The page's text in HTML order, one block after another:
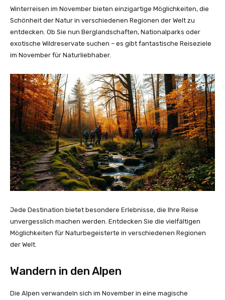
Winterreisen im November bieten einzigartige Möglichkeiten, die
Schönheit der Natur in verschiedenen Regionen der Welt zu
entdecken. Ob Sie nun Berglandschaften, Nationalparks oder
exotische Wildreservate suchen – es gibt fantastische Reiseziele
im November für Naturliebhaber.
Jede Destination bietet besondere Erlebnisse, die Ihre Reise
unvergesslich machen werden. Entdecken Sie die vielfältigen
Möglichkeiten für Naturbegeisterte in verschiedenen Regionen
der Welt.
Wandern in den Alpen
Die Alpen verwandeln sich im November in eine magische